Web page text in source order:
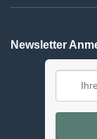
Newsletter